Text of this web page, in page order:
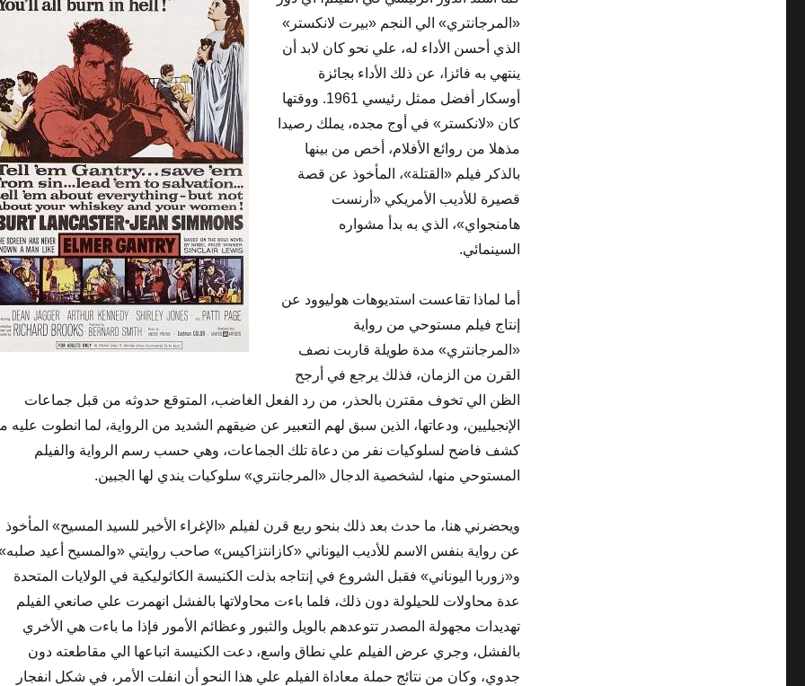
«المرجانتري» الي النجم «بيرت لانكستر»
الذي أحسن الأداء له، علي نحو كان لابد أن
ينتهي به فائزا، عن ذلك الأداء بجائزة
أوسكار أفضل ممثل رئيسي 1961. ووقتها
كان «لانكستر» في أوج مجده، يملك رصيدا
مذهلا من روائع الأفلام، أخص من بينها
بالذكر فيلم «القتلة»، المأخوذ عن قصة
قصيرة للأديب الأمريكي «أرنست
هامنجواي»، الذي به بدأ مشواره
السينمائي.
أما لماذا تقاعست استديوهات هوليوود عن
إنتاج فيلم مستوحي من رواية
«المرجانتري» مدة طويلة قاربت نصف
القرن من الزمان، فذلك يرجع في أرجح
الظن الي تخوف مقترن بالحذر، من رد الفعل الغاضب، المتوقع حدوثه من قبل جماعات
الإنجيليين، ودعاتها، الذين سبق لهم التعبير عن ضيقهم الشديد من الرواية، لما انطوت عليه
كشف فاضح لسلوكيات نفر من دعاة تلك الجماعات، وهي حسب رسم الرواية والفيلم
المستوحي منها، لشخصية الدجال «المرجانتري» سلوكيات يندي لها الجبين.
ويحضرني هنا، ما حدث بعد ذلك بنحو ربع قرن لفيلم «الإغراء الأخير للسيد المسيح» المأخوذ
عن رواية بنفس الاسم للأديب اليوناني «كازانتزاكيس» صاحب روايتي «والمسيح أعيد
و«زوربا اليوناني» فقبل الشروع في إنتاجه بذلت الكنيسة الكاثوليكية في الولايات المتحدة
عدة محاولات للحيلولة دون ذلك، فلما باءت محاولاتها بالفشل انهمرت علي صانعي الفيلم
تهديدات مجهولة المصدر تتوعدهم بالويل والثبور وعظائم الأمور فإذا ما باءت هي الأخري
بالفشل، وجري عرض الفيلم علي نطاق واسع، دعت الكنيسة اتباعها الي مقاطعته دون
جدوي، وكان من نتائج حملة معاداة الفيلم علي هذا النحو أن انفلت الأمر، في شكل انفجار